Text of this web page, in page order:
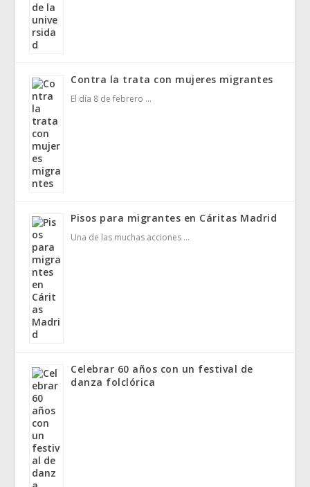
Contra la trata con mujeres migrantes
El día 8 de febrero …
Pisos para migrantes en Cáritas Madrid
Una de las muchas acciones …
Celebrar 60 años con un festival de
danza folclórica